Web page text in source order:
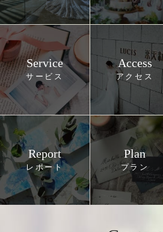
Service Access
Report Plan